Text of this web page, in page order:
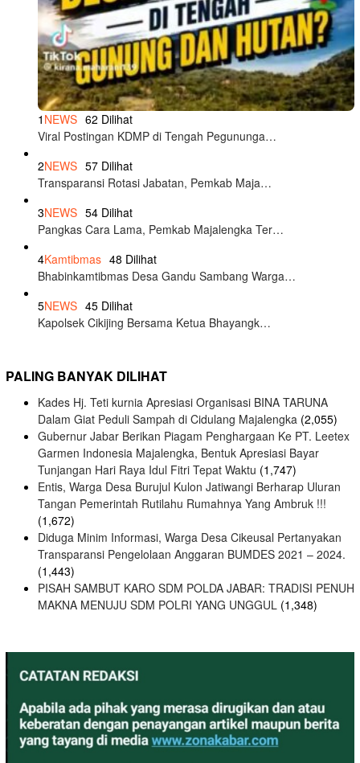
1 NEWS 62 Dilihat
Viral Postingan KDMP di Tengah Pegununga…
2NEWS 57 Dilihat
Transparansi Rotasi Jabatan, Pemkab Maja…
3NEWS 54 Dilihat
Pangkas Cara Lama, Pemkab Majalengka Ter…
4Kamtibmas 48 Dilihat
Bhabinkamtibmas Desa Gandu Sambang Warga…
5NEWS 45 Dilihat
Kapolsek Cikijing Bersama Ketua Bhayangk…
PALING BANYAK DILIHAT
Kades Hj. Teti kurnia Apresiasi Organisasi BINA TARUNA
Dalam Giat Peduli Sampah di Cidulang Majalengka (2,055)
Gubernur Jabar Berikan Piagam Penghargaan Ke PT. Leetex
Garmen Indonesia Majalengka, Bentuk Apresiasi Bayar
Tunjangan Hari Raya Idul Fitri Tepat Waktu (1,747)
Entis, Warga Desa Burujul Kulon Jatiwangi Berharap Uluran
Tangan Pemerintah Rutilahu Rumahnya Yang Ambruk !!!
(1,672)
Diduga Minim Informasi, Warga Desa Cikeusal Pertanyakan
Transparansi Pengelolaan Anggaran BUMDES 2021 – 2024.
(1,443)
PISAH SAMBUT KARO SDM POLDA JABAR: TRADISI PENUH
MAKNA MENUJU SDM POLRI YANG UNGGUL (1,348)